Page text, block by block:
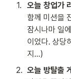
1.
오늘 창업가
함께 미션을
잠시나마 일
이었다. 상당
지...)
2. 오늘 방탈출